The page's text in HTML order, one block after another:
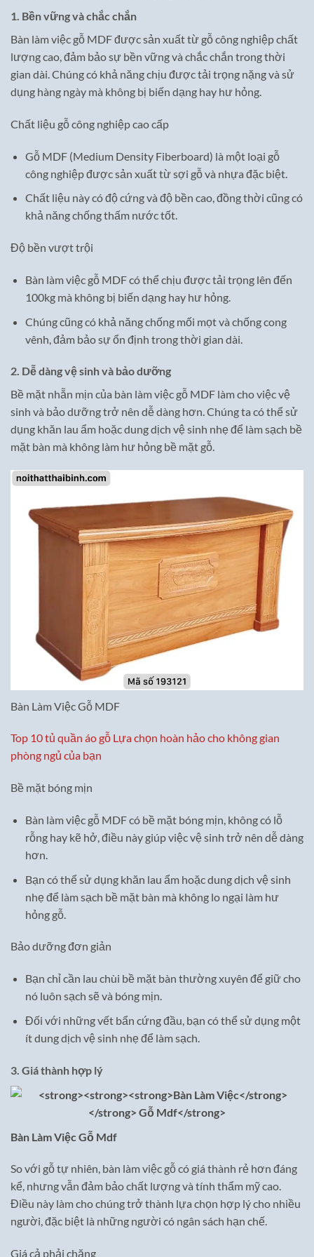
1. Bền vững và chắc chắn
Bàn làm việc gỗ MDF được sản xuất từ gỗ công nghiệp chất
lượng cao, đảm bảo sự bền vững và chắc chắn trong thời
gian dài. Chúng có khả năng chịu được tải trọng nặng và sử
dụng hàng ngày mà không bị biến dạng hay hư hỏng.
Chất liệu gỗ công nghiệp cao cấp
Gỗ MDF (Medium Density Fiberboard) là một loại gỗ
công nghiệp được sản xuất từ sợi gỗ và nhựa đặc biệt.
Chất liệu này có độ cứng và độ bền cao, đồng thời cũng có
khả năng chống thấm nước tốt.
Độ bền vượt trội
Bàn làm việc gỗ MDF có thể chịu được tải trọng lên đến
100kg mà không bị biến dạng hay hư hỏng.
Chúng cũng có khả năng chống mối mọt và chống cong
vênh, đảm bảo sự ổn định trong thời gian dài.
2. Dễ dàng vệ sinh và bảo dưỡng
Bề mặt nhẵn mịn của bàn làm việc gỗ MDF làm cho việc vệ
sinh và bảo dưỡng trở nên dễ dàng hơn. Chúng ta có thể sử
dụng khăn lau ẩm hoặc dung dịch vệ sinh nhẹ để làm sạch bề
mặt bàn mà không làm hư hỏng bề mặt gỗ.
Bàn Làm Việc Gỗ MDF
Top 10 tủ quần áo gỗ Lựa chọn hoàn hảo cho không gian
phòng ngủ của bạn
Bề mặt bóng mịn
Bàn làm việc gỗ MDF có bề mặt bóng mịn, không có lỗ
rỗng hay kẽ hở, điều này giúp việc vệ sinh trở nên dễ dàng
hơn.
Bạn có thể sử dụng khăn lau ẩm hoặc dung dịch vệ sinh
nhẹ để làm sạch bề mặt bàn mà không lo ngại làm hư
hỏng gỗ.
Bảo dưỡng đơn giản
Bạn chỉ cần lau chùi bề mặt bàn thường xuyên để giữ cho
nó luôn sạch sẽ và bóng mịn.
Đối với những vết bẩn cứng đầu, bạn có thể sử dụng một
ít dung dịch vệ sinh nhẹ để làm sạch.
3. Giá thành hợp lý
Bàn Làm Việc Gỗ Mdf
So với gỗ tự nhiên, bàn làm việc gỗ có giá thành rẻ hơn đáng
kể, nhưng vẫn đảm bảo chất lượng và tính thẩm mỹ cao.
Điều này làm cho chúng trở thành lựa chọn hợp lý cho nhiều
người, đặc biệt là những người có ngân sách hạn chế.
Giá cả phải chăng